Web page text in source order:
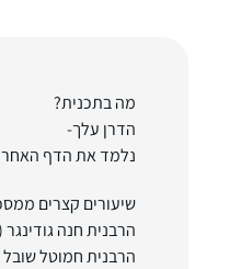
מה בתכנית?
הדרן עלך-
נלמד את הדף
שיעורים קצרים
הרבנית חנה גודינגר
הרבנית חמוטל שובל